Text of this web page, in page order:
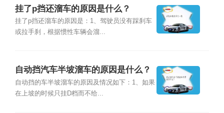
挂了p挡还溜车的原因是什么？
挂了p挡还溜车的原因是：1、驾驶员没有踩刹车
或拉手刹，根据惯性车辆会溜...
自动挡汽车半坡溜车的原因是什么？
自动挡的车半坡溜车的原因及情况如下：1、如果
在上坡的时候只挂D档而不给...